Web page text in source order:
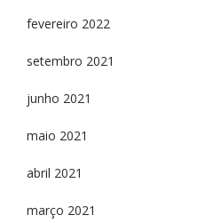
fevereiro 2022
setembro 2021
junho 2021
maio 2021
abril 2021
março 2021